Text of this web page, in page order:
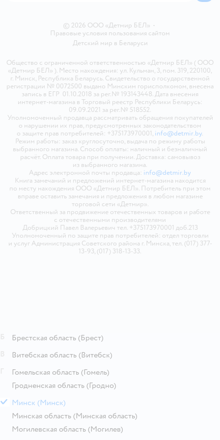
© 2026 ООО «Детмир БЕЛ» •
Правовые условия пользования сайтом
Детский мир в Беларуси
Общество с ограниченной ответственностью «Детмир БЕЛ» ( ООО
«Детмир БЕЛ» ). Место нахождения: ул. Кульман, 3, пом. 319, 220100,
г. Минск, Республика Беларусь. Свидетельство о государственной
регистрации № 0072500 выдано Минским горисполкомом, внесена
запись в ЕГР 01.10.2018 за рег.№ 193143448. Дата внесения
интернет-магазина в Торговый реестр Республики Беларусь:
09.09.2021 за рег.№ 518552.
Уполномоченный продавца рассматривать обращения покупателей
о нарушении их прав, предусмотренных законодательством
о защите прав потребителей: +375173970001, info@detmir.by.
Режим работы: заказ круглосуточно, выдача по режиму работы
выбранного магазина. Способ оплаты: наличный и безналичный
расчёт. Оплата товара при получении. Доставка: самовывоз
из выбранного магазина.
Адрес электронной почты продавца: info@detmir.by
Книга замечаний и предложений интернет-магазина находится
по месту нахождения ООО «Детмир БЕЛ». Потребитель при этом
вправе оставить замечания и предложения в любом магазине
торговой сети «Детмир».
Ответственный за продвижение отечественных товаров и работе
с отечественными производителями
Добрицкий Павел Валерьевич тел. +375173970001 доб.213
Уполномоченный по защите прав потребителей: отдел торговли
и услуг Администрация Советского района г. Минска, тел. (017) 377-
13-93, (017) 318-13-33.
Брестская область (Брест)
Витебская область (Витебск)
Гомельская область (Гомель)
Гродненская область (Гродно)
М Минск (Минск)
Минская область (Минская область)
Могилевская область (Могилев)